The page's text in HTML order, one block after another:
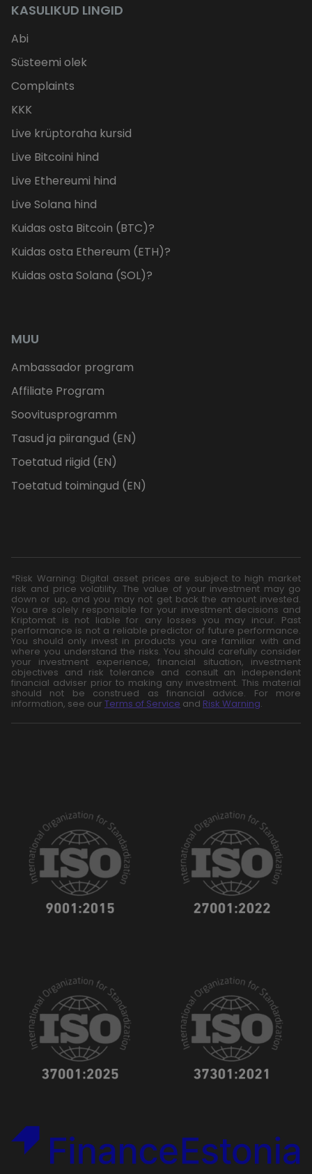
KASULIKUD LINGID
Abi
Süsteemi olek
Complaints
KKK
Live krüptoraha kursid
Live Bitcoini hind
Live Ethereumi hind
Live Solana hind
Kuidas osta Bitcoin (BTC)?
Kuidas osta Ethereum (ETH)?
Kuidas osta Solana (SOL)?
MUU
Ambassador program
Affiliate Program
Soovitusprogramm
Tasud ja piirangud (EN)
Toetatud riigid (EN)
Toetatud toimingud (EN)
*Risk Warning: Digital asset prices are subject to high market
risk and price volatility. The value of your investment may go
down or up, and you may not get back the amount invested.
You are solely responsible for your investment decisions and
Kriptomat is not liable for any losses you may incur. Past
performance is not a reliable predictor of future performance.
You should only invest in products you are familiar with and
where you understand the risks. You should carefully consider
your investment experience, financial situation, investment
objectives and risk tolerance and consult an independent
financial adviser prior to making any investment. This material
should not be construed as financial advice. For more
information, see our Terms of Service and Risk Warning.